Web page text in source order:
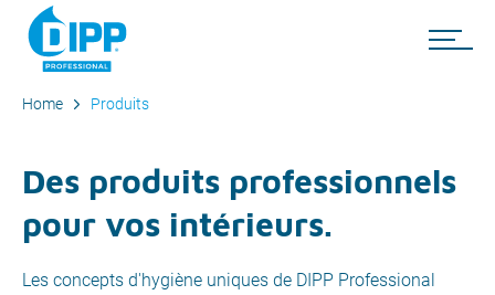
Home Produits
Des produits professionnels
pour vos intérieurs.
Les concepts d'hygiène uniques de DIPP Professional